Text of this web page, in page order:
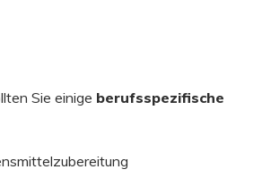
Sie einige berufsspezifische